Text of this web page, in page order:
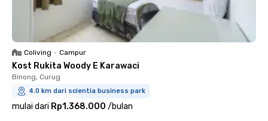
Coliving • Campur
Kost Rukita Woody E Karawaci
Binong, Curug
4.0 km dari scientia business park
mulai dari Rp1.368.000 /bulan